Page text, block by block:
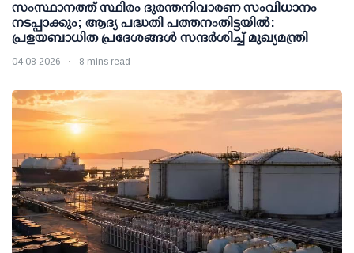
സംസ്ഥാനത്ത് സ്ഥിരം ദുരന്തനിവാരണ സംവിധാനം
നടപ്പാക്കും; ആദ്യ പദ്ധതി പത്തനംതിട്ടയില്‍:
പ്രളയബാധിത പ്രദേശങ്ങള്‍ സന്ദര്‍ശിച്ച് മുഖ്യമന്ത്രി
04 08 2026 8 mins read